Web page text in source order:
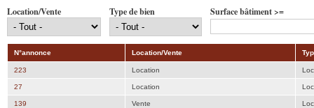
Location/Vente Type de bien Surface bâtiment >=
N°annonce Location/Vente
223 Location
27 Location
139 Vente